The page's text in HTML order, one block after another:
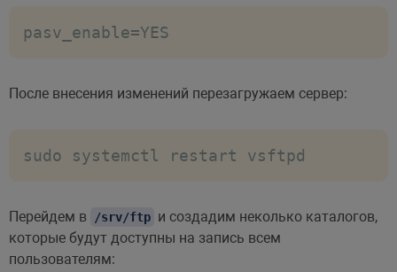
pasv_enable=YES
После внесения изменений перезагружаем сервер:
sudo systemctl restart vsftpd
Перейдем в /srv/ftp и создадим неколько каталогов,
которые будут доступны на запись всем
пользователям: